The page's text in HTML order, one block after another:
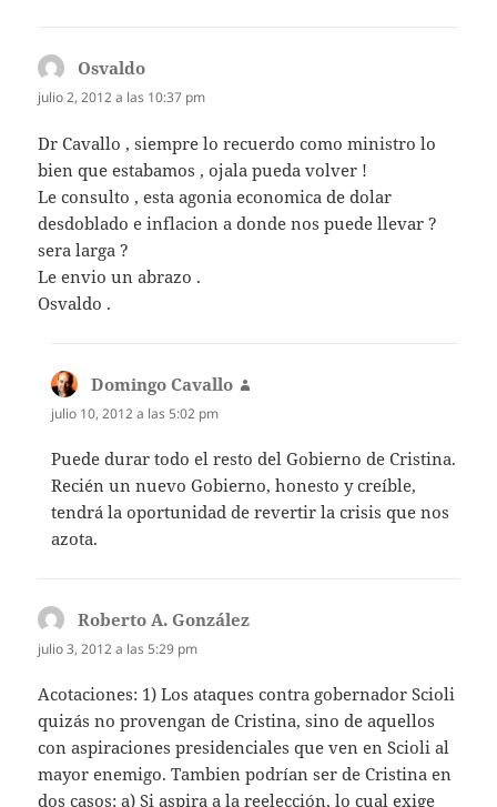
Osvaldo
julio 2, 2012 a las 10:37 pm
Dr Cavallo , siempre lo recuerdo como ministro lo
bien que estabamos , ojala pueda volver !
Le consulto , esta agonia economica de dolar
desdoblado e inflacion a donde nos puede llevar ?
sera larga ?
Le envio un abrazo .
Osvaldo .
Domingo Cavallo
julio 10, 2012 a las 5:02 pm
Puede durar todo el resto del Gobierno de Cristina.
Recién un nuevo Gobierno, honesto y creíble,
tendrá la oportunidad de revertir la crisis que nos
azota.
Roberto A. González
julio 3, 2012 a las 5:29 pm
Acotaciones: 1) Los ataques contra gobernador Scioli
quizás no provengan de Cristina, sino de aquellos
con aspiraciones presidenciales que ven en Scioli al
mayor enemigo. Tambien podrían ser de Cristina en
dos casos: a) Si aspira a la reelección, lo cual exige